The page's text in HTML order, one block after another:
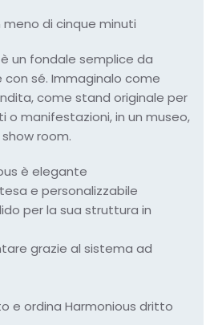
di cinque minuti
un fondale semplice da
sé. Immaginalo come
come stand originale per
o manifestazioni, in un museo,
room.
è elegante
e personalizzabile
per la sua struttura in
grazie al sistema ad
e ordina Harmonious dritto